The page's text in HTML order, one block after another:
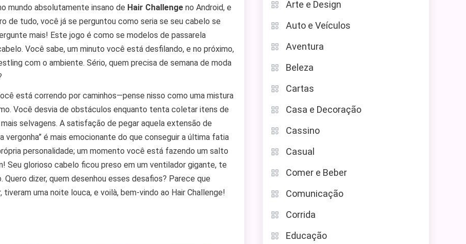
mundo absolutamente insano de Hair Challenge no Android, e
de tudo, você já se perguntou como seria se seu cabelo se
mais! Este jogo é como se modelos de passarela
Você sabe, um minuto você está desfilando, e no próximo,
com o ambiente. Sério, quem precisa de semana de moda
está correndo por caminhos—pense nisso como uma mistura
Você desvia de obstáculos enquanto tenta coletar itens de
selvagens. A satisfação de pegar aquela extensão de
é mais emocionante do que conseguir a última fatia
personalidade; um momento você está fazendo um salto
Seu glorioso cabelo ficou preso em um ventilador gigante, te
dizer, quem desenhou esses desafios? Parece que
uma noite louca, e voilà, bem-vindo ao Hair Challenge!
Arte e Design
Auto e Veículos
Aventura
Beleza
Cartas
Casa e Decoração
Cassino
Casual
Comer e Beber
Comunicação
Corrida
Educação